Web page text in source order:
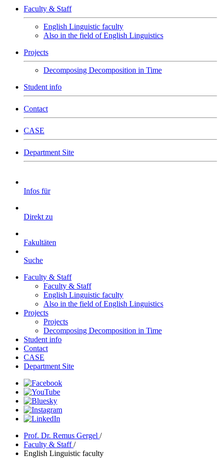
Faculty & Staff
English Linguistic faculty
Also in the field of English Linguistics
Projects
Decomposing Decomposition in Time
Student info
Contact
CASE
Department Site
Infos für
Direkt zu
Fakultäten
Suche
Faculty & Staff
Faculty & Staff
English Linguistic faculty
Also in the field of English Linguistics
Projects
Projects
Decomposing Decomposition in Time
Student info
Contact
CASE
Department Site
Prof. Dr. Remus Gergel /
Faculty & Staff/
English Linguistic faculty